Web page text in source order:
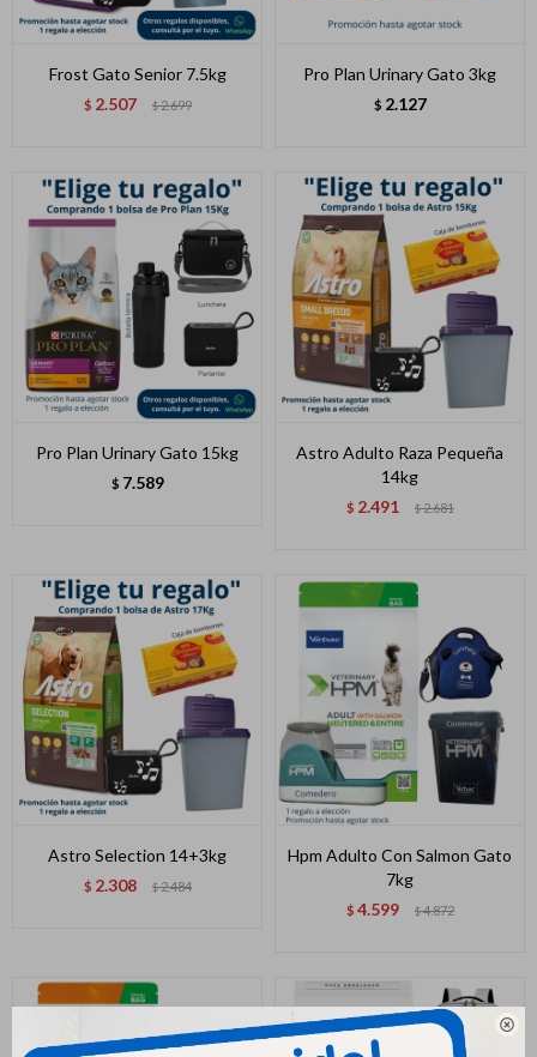

Frost Gato Senior 7.5kg
$ 2.507 $2.699
Pro Plan Urinary Gato 3kg
$ 2.127
Pro Plan Urinary Gato 15kg
$ 7.589
Astro Adulto Raza Pequeña
14kg
$ 2.491 $2.681
Astro Selection 14+3kg
$ 2.308 $2.484
Hpm Adulto Con Salmon Gato
7kg
$ 4.599 $4.872